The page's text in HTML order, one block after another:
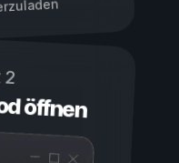
öffnen